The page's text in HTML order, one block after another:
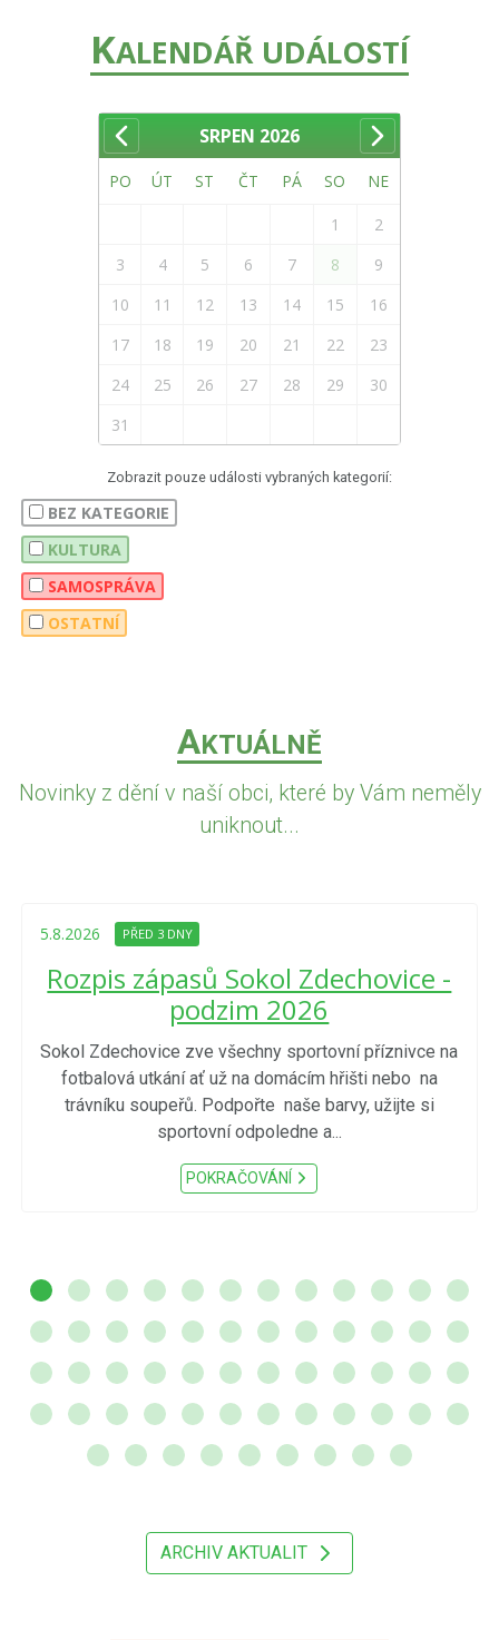
KALENDÁŘ UDÁLOSTÍ
SRPEN 2026
PO ÚT ST ČT PÁ SO NE
1
2
3
4 5 6 7 8
9
10
11 12 13 14 15
16
17
18 19 20 21 22
23
24
25 26 27 28 29
30
31
Zobrazit pouze události vybraných kategorií:
BEZ KATEGORIE
KULTURA
SAMOSPRÁVA
OSTATNÍ
AKTUÁLNĚ
Novinky z dění v naší obci, které by Vám neměly
uniknout...
5.8.2026 PŘED 3 DNY
Rozpis zápasů Sokol Zdechovice -
podzim 2026
Sokol Zdechovice zve všechny sportovní příznivce na
fotbalová utkání ať už na domácím hřišti nebo na
trávníku soupeřů. Podpořte naše barvy, užijte si
sportovní odpoledne a...
POKRAČOVÁNÍ
ARCHIV AKTUALIT